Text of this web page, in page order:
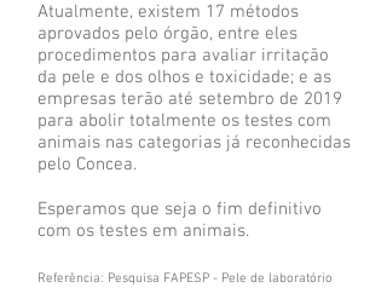
Atualmente, existem 17 métodos
aprovados pelo órgão, entre eles
procedimentos para avaliar irritação
da pele e dos olhos e toxicidade; e as
empresas terão até setembro de 2019
para abolir totalmente os testes com
animais nas categorias já reconhecidas
pelo Concea.
Esperamos que seja o fim definitivo
com os testes em animais.
Referência: Pesquisa FAPESP - Pele de laboratório